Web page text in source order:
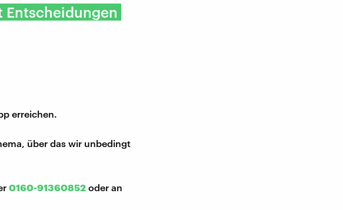
erreichen.
über das wir unbedingt
0160-91360852 oder an